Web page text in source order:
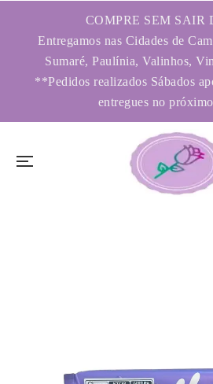
COMPRE SEM SAIR
Entregamos nas Cidades de
Sumaré, Paulínia, Valinhos,
**Pedidos realizados Sábados
entregues no